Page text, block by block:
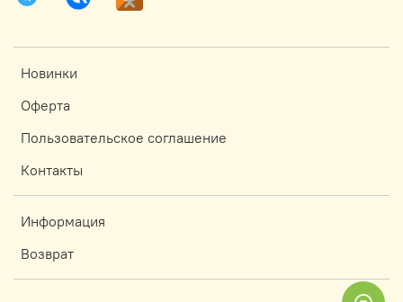
Новинки
Оферта
Пользовательское соглашение
Контакты
Информация
Возврат